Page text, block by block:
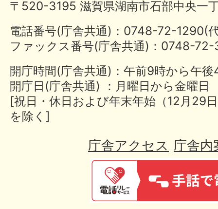
〒520-3195 滋賀県湖南市石部中央一
電話番号(庁舎共通)：0748-72-
ファックス番号(庁舎共通)：0748-
開庁時間(庁舎共通)：午前9時から午
開庁日(庁舎共通) ：月曜日から金曜日
[祝日・休日および年末年始（12月29
を除く]
庁舎アクセス 庁舎内